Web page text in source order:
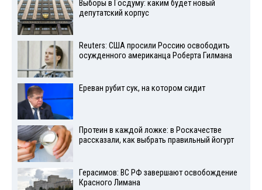
Выборы в Госдуму: каким будет новый
депутатский корпус
Reuters: США просили Россию освободить
осужденного американца Роберта Гилмана
Ереван рубит сук, на котором сидит
Протеин в каждой ложке: в Роскачестве
рассказали, как выбрать правильный йогурт
Герасимов: ВС РФ завершают освобождение
Красного Лимана